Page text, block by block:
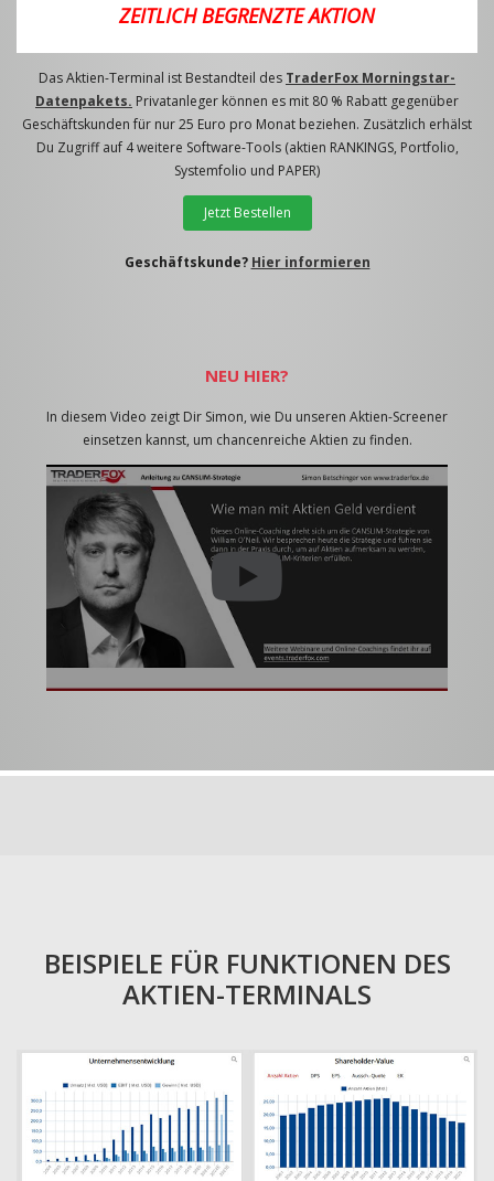
ZEITLICH BEGRENZTE AKTION
Das Aktien-Terminal ist Bestandteil des TraderFox Morningstar-
Datenpakets. Privatanleger können es mit 80 % Rabatt gegenüber
Geschäftskunden für nur 25 Euro pro Monat beziehen. Zusätzlich erhälst
Du Zugriff auf 4 weitere Software-Tools (aktien RANKINGS, Portfolio,
Systemfolio und PAPER)
Jetzt Bestellen
Geschäftskunde? Hier informieren
NEU HIER?
In diesem Video zeigt Dir Simon, wie Du unseren Aktien-Screener
einsetzen kannst, um chancenreiche Aktien zu finden.
BEISPIELE FÜR FUNKTIONEN DES
AKTIEN-TERMINALS